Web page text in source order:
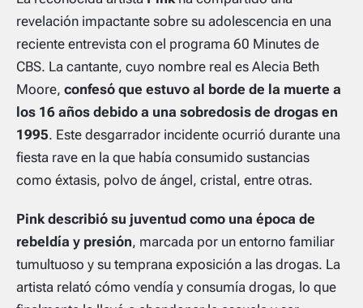
revelación impactante sobre su adolescencia en una
reciente entrevista con el programa 60 Minutes de
CBS. La cantante, cuyo nombre real es Alecia Beth
Moore, confesó que estuvo al borde de la muerte a
los 16 años debido a una sobredosis de drogas en
1995. Este desgarrador incidente ocurrió durante una
fiesta rave en la que había consumido sustancias
como éxtasis, polvo de ángel, cristal, entre otras.
Pink describió su juventud como una época de
rebeldía y presión, marcada por un entorno familiar
tumultuoso y su temprana exposición a las drogas. La
artista relató cómo vendía y consumía drogas, lo que